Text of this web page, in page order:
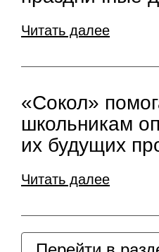
Читать далее
«Сокол»
школьникам
их будущих
Читать далее